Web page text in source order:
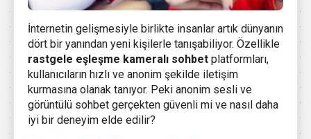
İnternetin gelişmesiyle birlikte insanlar artık dünyanın
dört bir yanından yeni kişilerle tanışabiliyor. Özellikle
rastgele eşleşme kameralı sohbet platformları,
kullanıcıların hızlı ve anonim şekilde iletişim
kurmasına olanak tanıyor. Peki anonim sesli ve
görüntülü sohbet gerçekten güvenli mi ve nasıl daha
iyi bir deneyim elde edilir?